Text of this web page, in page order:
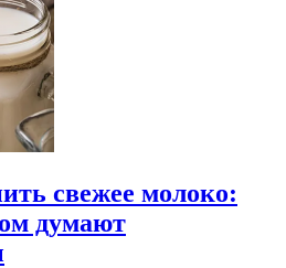
свежее молоко:
думают